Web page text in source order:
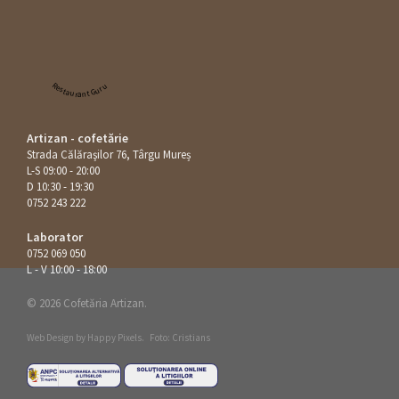
Restaurant Guru
Artizan - cofetărie
Strada Călăraşilor 76, Târgu Mureș
L-S 09:00 - 20:00
D 10:30 - 19:30
0752 243 222
Laborator
0752 069 050
L - V 10:00 - 18:00
© 2026 Cofetăria Artizan.
Web Design by Happy Pixels. Foto: Cristians